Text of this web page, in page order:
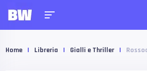
Home | Libreria | Gialli e Thriller |